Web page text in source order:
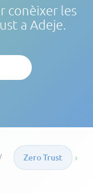
conèixer les
a Adeje.
Zero Trust ›